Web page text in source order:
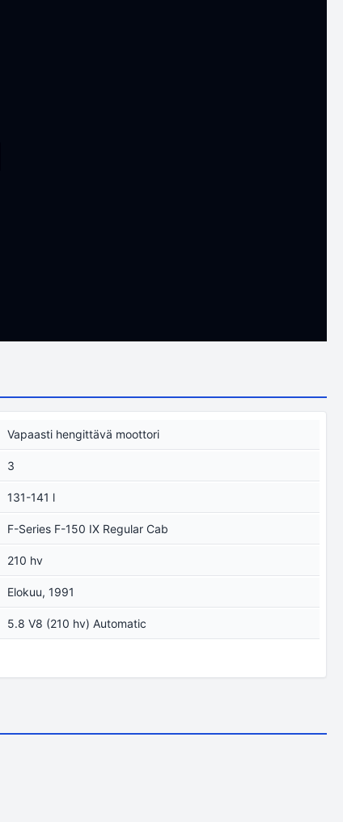
Vapaasti hengittävä moottori
3
131-141 l
F-Series F-150 IX Regular Cab
210 hv
Elokuu, 1991
5.8 V8 (210 hv) Automatic